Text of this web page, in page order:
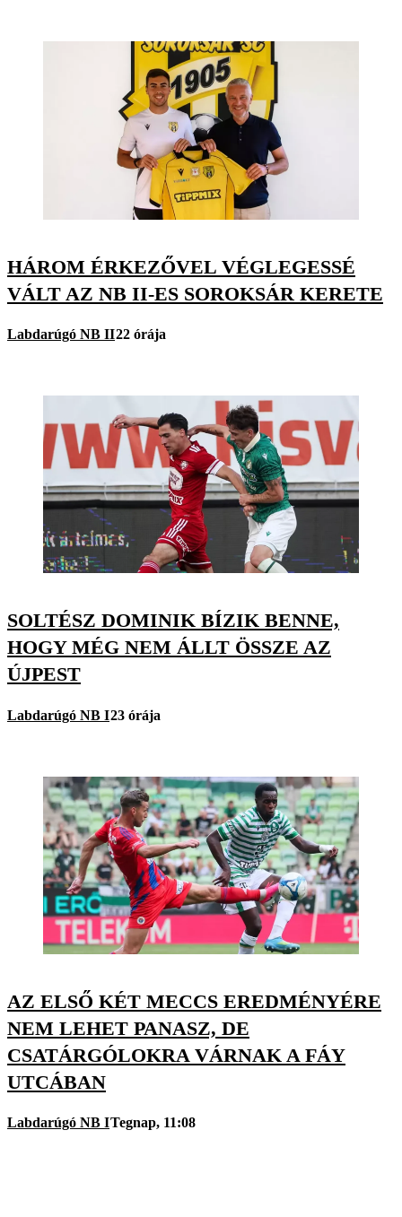
HÁROM ÉRKEZŐVEL VÉGLEGESSÉ
VÁLT AZ NB II-ES SOROKSÁR KERETE
Labdarúgó NB II22 órája
SOLTÉSZ DOMINIK BÍZIK BENNE,
HOGY MÉG NEM ÁLLT ÖSSZE AZ
ÚJPEST
Labdarúgó NB I23 órája
AZ ELSŐ KÉT MECCS EREDMÉNYÉRE
NEM LEHET PANASZ, DE
CSATÁRGÓLOKRA VÁRNAK A FÁY
UTCÁBAN
Labdarúgó NB ITegnap, 11:08